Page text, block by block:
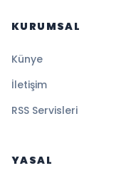
KURUMSAL
Künye
İletişim
RSS Servisleri
YASAL